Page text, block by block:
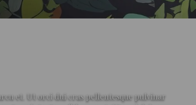
et. Ut orci dui cras pellentesque pulvinar